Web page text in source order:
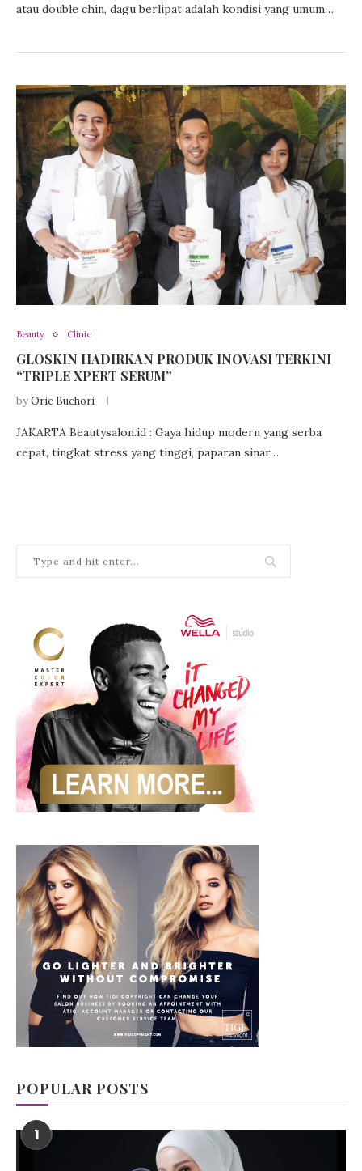
atau double chin, dagu berlipat adalah kondisi yang umum…
Beauty Clinic
GLOSKIN HADIRKAN PRODUK INOVASI TERKINI
“TRIPLE XPERT SERUM”
byOrie Buchori
JAKARTA Beautysalon.id : Gaya hidup modern yang serba
cepat, tingkat stress yang tinggi, paparan sinar…
POPULAR POSTS
1